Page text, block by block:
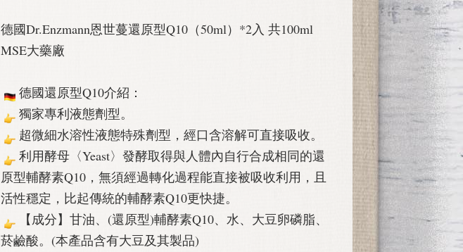
德國Dr.Enzmann恩世蔓還原型Q10（50ml）*2入 共100ml
MSE大藥廠
️德國還原型Q10介紹：
獨家專利液態劑型。
超微細水溶性液態特殊劑型，經口含溶解可直接吸收。
利用酵母〈Yeast〉發酵取得與人體內自行合成相同的還
原型輔酵素Q10，無須經過轉化過程能直接被吸收利用，且
活性穩定，比起傳統的輔酵素Q10更快捷。
【成分】甘油、(還原型)輔酵素Q10、水、大豆卵磷脂、
菸鹼酸。(本產品含有大豆及其製品)